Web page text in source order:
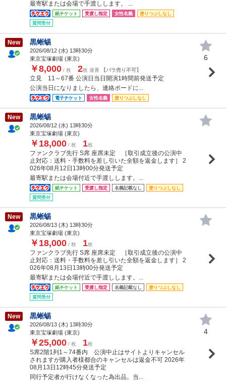
最寄駅または会場で手渡しします。 ...
紙チケット 受渡し指定 女性名義
塗りつぶしなし
質問受付
New 黒蜥蜴
2026/08/12 (水) 13時30分
東京宝塚劇場 (東京)
￥8,000 / 枚 2枚 連番 【バラ売り不可】
立見 11～67番 公演日当日開演1時間前発送予定
公演当日になりましたら、連絡ボードに...
電子チケット 女性名義 塗りつぶしなし
6
New 黒蜥蜴
2026/08/12 (水) 13時30分
東京宝塚劇場 (東京)
￥18,000 / 枚 1枚
ファンクラブ先行 S席 座席未定 ［取引成立後の公演中
止対応：送料・手数料を差し引いた全額を返金します］ 2
026年08月12日13時00分発送予定
最寄駅または会場付近で手渡しします。...
紙チケット 受渡し指定 名義記載なし
塗りつぶしなし
質問受付
New 黒蜥蜴
2026/08/13 (木) 13時30分
東京宝塚劇場 (東京)
￥18,000 / 枚 1枚
ファンクラブ先行 S席 座席未定 ［取引成立後の公演中
止対応：送料・手数料を差し引いた全額を返金します］ 2
026年08月13日13時00分発送予定
最寄駅または会場付近で手渡しします。...
紙チケット 受渡し指定 名義記載なし
塗りつぶしなし
質問受付
New 黒蜥蜴
2026/08/13 (木) 13時30分
東京宝塚劇場 (東京)
￥25,000 / 枚 1枚
S席2階1列1～74番内 公演中止はサイトよりキャンセル
されますが購入者様都合のキャンセルは返金不可 2026年
08月13日12時45分発送予定
同行予定者が行けなくなった為出品。当...
4